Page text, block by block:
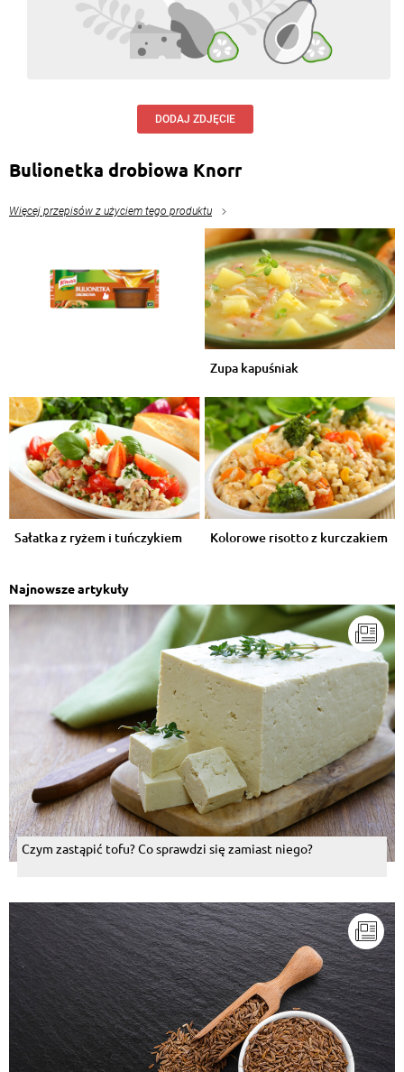
DODAJ ZDJĘCIE
Bulionetka drobiowa Knorr
Więcej przepisów z użyciem tego produktu
Zupa kapuśniak
Sałatka z ryżem i tuńczykiem Kolorowe risotto z kurczakiem
Najnowsze artykuły
Czym zastąpić tofu? Co sprawdzi się zamiast niego?